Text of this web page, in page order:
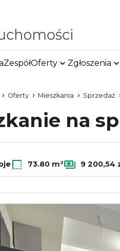
ZespółOferty Zgłoszenia
Oferty Mieszkania Sprzedaż
na
73.80 m² 9 200,54